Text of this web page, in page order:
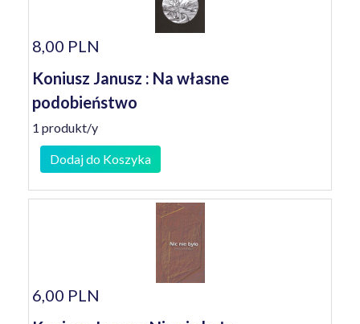
8,00 PLN
Koniusz Janusz : Na własne
podobieństwo
1 produkt/y
Dodaj do Koszyka
6,00 PLN